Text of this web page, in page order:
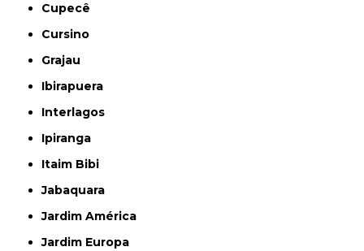
Cupecê
Cursino
Grajau
Ibirapuera
Interlagos
Ipiranga
Itaim Bibi
Jabaquara
Jardim América
Jardim Europa